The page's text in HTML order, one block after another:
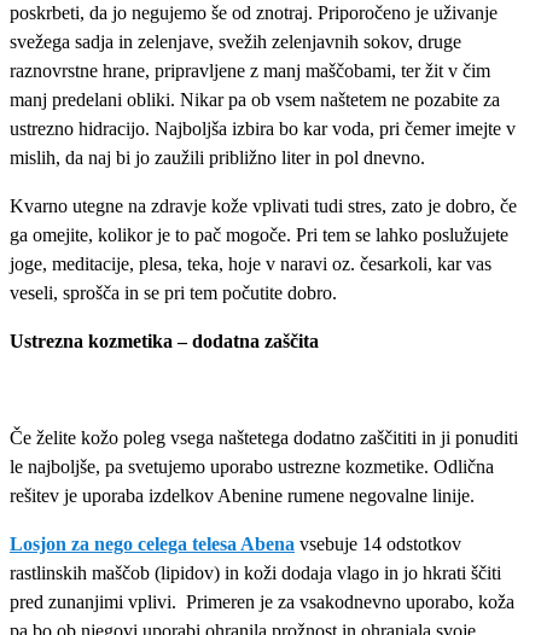
poskrbeti, da jo negujemo še od znotraj. Priporočeno je uživanje
svežega sadja in zelenjave, svežih zelenjavnih sokov, druge
raznovrstne hrane, pripravljene z manj maščobami, ter žit v čim
manj predelani obliki. Nikar pa ob vsem naštetem ne pozabite za
ustrezno hidracijo. Najboljša izbira bo kar voda, pri čemer imejte v
mislih, da naj bi jo zaužili približno liter in pol dnevno.
Kvarno utegne na zdravje kože vplivati tudi stres, zato je dobro, če
ga omejite, kolikor je to pač mogoče. Pri tem se lahko poslužujete
joge, meditacije, plesa, teka, hoje v naravi oz. česarkoli, kar vas
veseli, sprošča in se pri tem počutite dobro.
Ustrezna kozmetika – dodatna zaščita
Če želite kožo poleg vsega naštetega dodatno zaščititi in ji ponuditi
le najboljše, pa svetujemo uporabo ustrezne kozmetike. Odlična
rešitev je uporaba izdelkov Abenine rumene negovalne linije.
Losjon za nego celega telesa Abena vsebuje 14 odstotkov
rastlinskih maščob (lipidov) in koži dodaja vlago in jo hkrati ščiti
pred zunanjimi vplivi. Primeren je za vsakodnevno uporabo, koža
pa bo ob njegovi uporabi ohranila prožnost in ohranjala svoje